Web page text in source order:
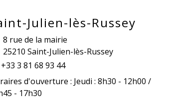
Julien-lès-Russey
8 rue de la mairie
25210 Saint-Julien-lès-Russey
+33 3 81 68 93 44
d'ouverture : Jeudi : 8h30 - 12h00 /
- 17h30